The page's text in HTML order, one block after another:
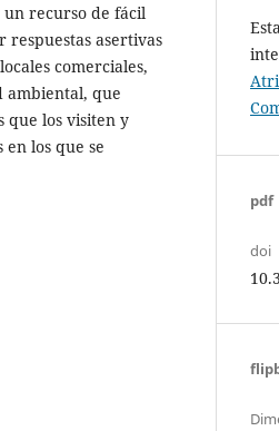
un recurso de fácil
asertivas
comerciales,
ambiental, que
que los visiten y
los que se
pdf
doi